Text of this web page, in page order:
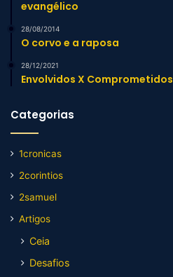
evangélico
28/08/2014
O corvo e a raposa
28/12/2021
Envolvidos X Comprometidos
Categorias
1cronicas
2corintios
2samuel
Artigos
Ceia
Desafios